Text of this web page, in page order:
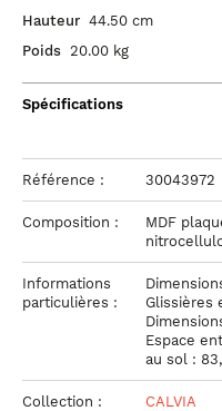
Hauteur 44.50 cm
Poids 20.00 kg
Spécifications
Référence : 30043972
Composition :
MDF
Informations
particulières :
Glissières
Espace
au sol :
Collection : CALVIA